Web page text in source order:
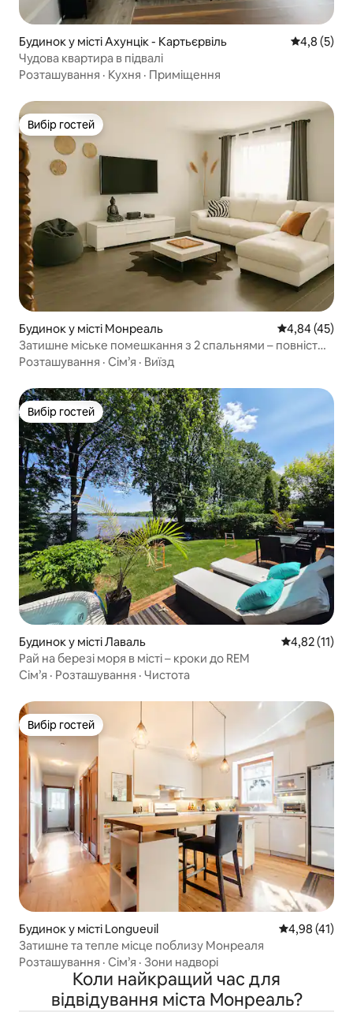
Будинок у місті Ахунцік - Картьєрвіль Середня
4,8 (5)
Чудова квартира в підвалі
Розташування · Кухня · Приміщення
Вибір гостей
Вибір гостей
Будинок у місті Монреаль Середня
4,84 (45)
Затишне міське помешкання з 2 спальнями – повністю
мебльоване
Розташування · Сім’я · Виїзд
Вибір гостей
Вибір гостей
Будинок у місті Лаваль Середня
4,82 (11)
Рай на березі моря в місті – кроки до REM
Сім’я · Розташування · Чистота
Вибір гостей
Вибір гостей
Будинок у місті Longueuil Середня
4,98 (41)
Затишне та тепле місце поблизу Монреаля
Розташування · Сім’я · Зони надворі
Коли найкращий час для
відвідування міста Монреаль?